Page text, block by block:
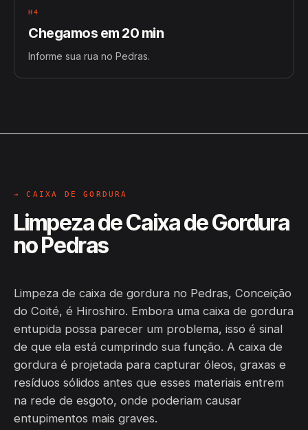
H4
Chegamos em 20 min
Informe sua rua no Pedras.
→ CAIXA DE GORDURA
Limpeza de Caixa de Gordura
no Pedras
Limpeza de caixa de gordura no Pedras, Conceição
do Coité, é Hiroshiro. Embora uma caixa de gordura
entupida possa parecer um problema, isso é sinal
de que ela está cumprindo sua função. A caixa de
gordura é projetada para capturar óleos, graxas e
resíduos sólidos antes que esses materiais entrem
na rede de esgoto, onde poderiam causar
entupimentos mais graves.